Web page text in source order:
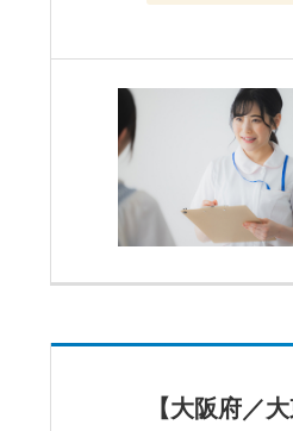
【大阪府／